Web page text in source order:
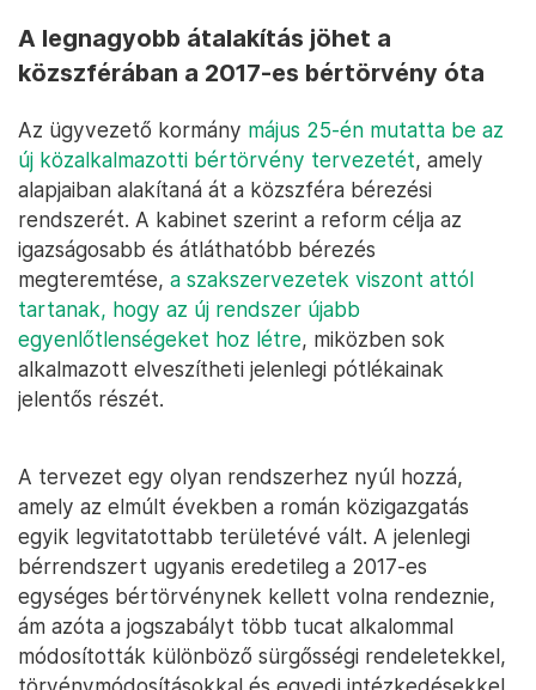
A legnagyobb átalakítás jöhet a
közszférában a 2017-es bértörvény óta
Az ügyvezető kormány május 25-én mutatta be az
új közalkalmazotti bértörvény tervezetét, amely
alapjaiban alakítaná át a közszféra bérezési
rendszerét. A kabinet szerint a reform célja az
igazságosabb és átláthatóbb bérezés
megteremtése, a szakszervezetek viszont attól
tartanak, hogy az új rendszer újabb
egyenlőtlenségeket hoz létre, miközben sok
alkalmazott elveszítheti jelenlegi pótlékainak
jelentős részét.
A tervezet egy olyan rendszerhez nyúl hozzá,
amely az elmúlt években a román közigazgatás
egyik legvitatottabb területévé vált. A jelenlegi
bérrendszert ugyanis eredetileg a 2017-es
egységes bértörvénynek kellett volna rendeznie,
ám azóta a jogszabályt több tucat alkalommal
módosították különböző sürgősségi rendeletekkel,